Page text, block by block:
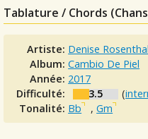
Tablature / Chords
Artiste: Denise Rosenthal
Album:Cambio De Piel
Année: 2017
Difficulté:
3.5 (
Tonalité: Bb ,Gm